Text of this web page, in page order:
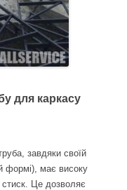
для каркасу
завдяки своїй
формі), має високу
стиск. Це дозволяє